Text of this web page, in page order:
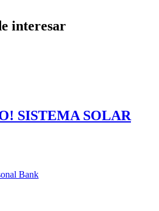
interesar
SISTEMA SOLAR